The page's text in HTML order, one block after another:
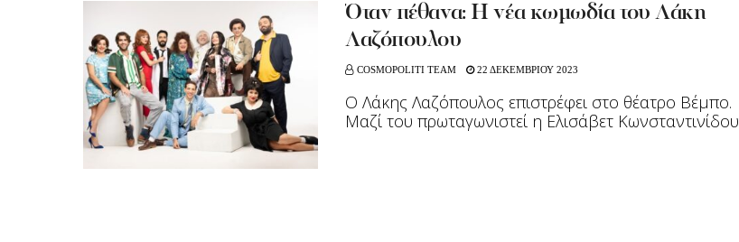
Όταν πέθανα: Η νέα κωμωδία του Λάκη
Λαζόπουλου
COSMOPOLITI TEAM 22 ΔΕΚΕΜΒΡΙΟΥ 2023
Ο Λάκης Λαζόπουλος επιστρέφει στο θέατρο Βέμπο.
Μαζί του πρωταγωνιστεί η Ελισάβετ Κωνσταντινίδου